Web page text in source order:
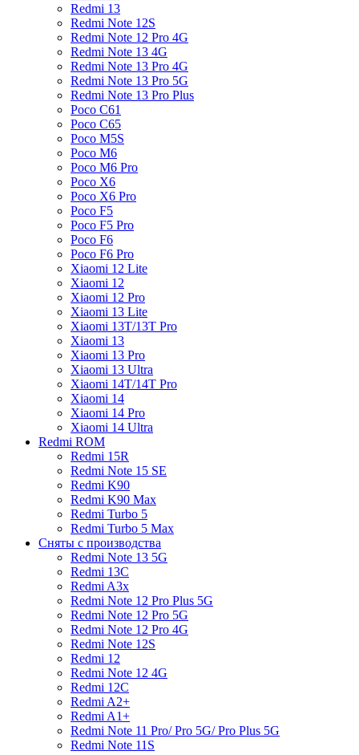
Redmi 13
Redmi Note 12S
Redmi Note 12 Pro 4G
Redmi Note 13 4G
Redmi Note 13 Pro 4G
Redmi Note 13 Pro 5G
Redmi Note 13 Pro Plus
Poco C61
Poco C65
Poco M5S
Poco M6
Poco M6 Pro
Poco X6
Poco X6 Pro
Poco F5
Poco F5 Pro
Poco F6
Poco F6 Pro
Xiaomi 12 Lite
Xiaomi 12
Xiaomi 12 Pro
Xiaomi 13 Lite
Xiaomi 13T/13T Pro
Xiaomi 13
Xiaomi 13 Pro
Xiaomi 13 Ultra
Xiaomi 14T/14T Pro
Xiaomi 14
Xiaomi 14 Pro
Xiaomi 14 Ultra
Redmi ROM
Redmi 15R
Redmi Note 15 SE
Redmi K90
Redmi K90 Max
Redmi Turbo 5
Redmi Turbo 5 Max
Сняты с производства
Redmi Note 13 5G
Redmi 13C
Redmi A3x
Redmi Note 12 Pro Plus 5G
Redmi Note 12 Pro 5G
Redmi Note 12 Pro 4G
Redmi Note 12S
Redmi 12
Redmi Note 12 4G
Redmi 12C
Redmi A2+
Redmi A1+
Redmi Note 11 Pro/ Pro 5G/ Pro Plus 5G
Redmi Note 11S